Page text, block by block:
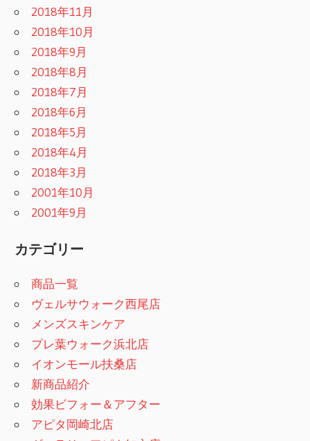
2018年11月
2018年10月
2018年9月
2018年8月
2018年7月
2018年6月
2018年5月
2018年4月
2018年3月
2001年10月
2001年9月
カテゴリー
商品一覧
ヴェルサウォーク西尾店
メンズスキンケア
プレ葉ウォーク浜北店
イオンモール扶桑店
新商品紹介
効果ビフォー＆アフター
アピタ岡崎北店